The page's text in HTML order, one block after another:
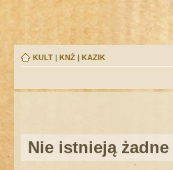
KULT | KNŻ | KAZIK
Nie istnieją